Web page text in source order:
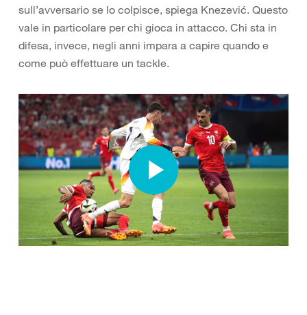
sull’avversario se lo colpisce, spiega Knezević. Questo
vale in particolare per chi gioca in attacco. Chi sta in
difesa, invece, negli anni impara a capire quando e
come può effettuare un tackle.